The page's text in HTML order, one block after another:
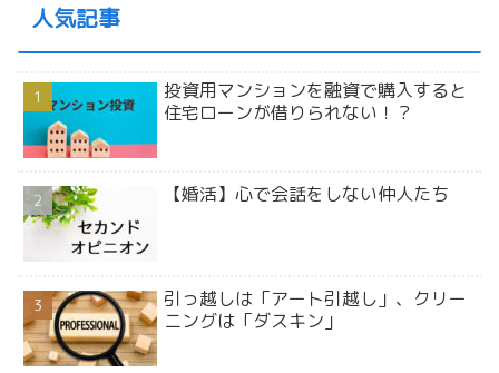
人気記事
投資用マンションを融資で購入すると
住宅ローンが借りられない！？
【婚活】心で会話をしない仲人たち
引っ越しは「アート引越し」、クリー
ニングは「ダスキン」